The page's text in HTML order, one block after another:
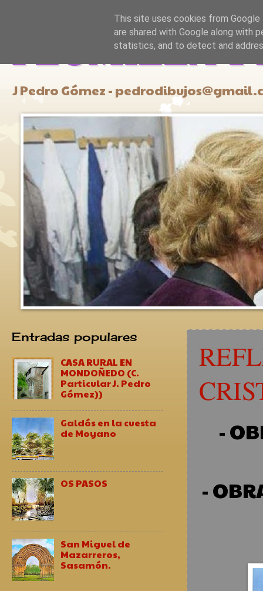
PLUMILLA Y
J Pedro Gómez -
-
-
Entradas populares
CASA RURAL EN
MONDOÑEDO (C.
Particular J. Pedro
Gómez))
Galdós en la cuesta
de Moyano
OS PASOS
San Miguel de
Mazarreros,
Sasamón.
This site uses cookies from
are shared with Google along with
statistics, and to detect and